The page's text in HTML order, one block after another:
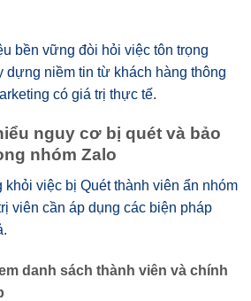
bền vững đòi hỏi việc tôn trọng
dựng niềm tin từ khách hàng thông
có giá trị thực tế.
nguy cơ bị quét và bảo
nhóm Zalo
việc bị Quét thành viên ẩn nhóm
viên cần áp dụng các biện pháp
danh sách thành viên và chính